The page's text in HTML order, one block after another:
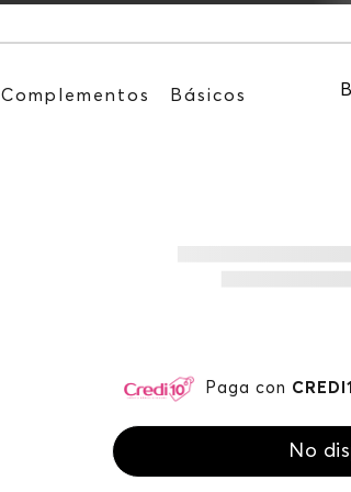
Recibe: 15%OFF
Complementos Básicos
Paga con
No